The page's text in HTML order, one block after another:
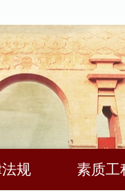
规 素质工